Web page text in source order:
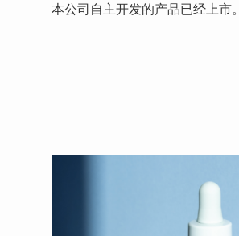
本公司自主开发的产品已经上市。